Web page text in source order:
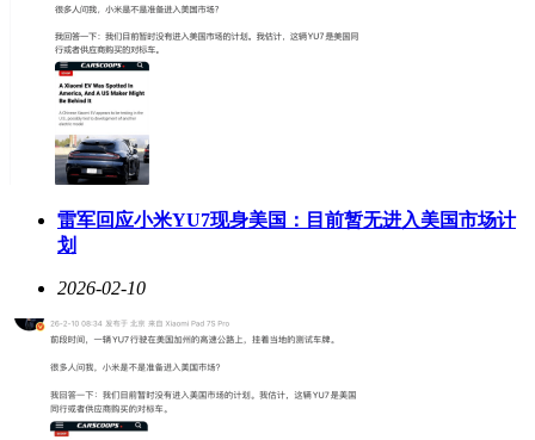
无需担心电量不足影响游戏体验。
GPW5雪豹在细节设计上也尽显人性化关怀。底壳设计延续了
前代GPW系列的风格，底部磁吸底盖可替换全覆盖脚贴底盖
或POWERPLAY模块，内部可收纳适配器，方便玩家携带与
使用。脚贴方面，GPW5雪豹与GPW3和GPW2金刚版通用，
对于18cm左右的中手型玩家非常友好，在游戏中能够轻松实
现快捷操作。鼠标还配备了按键侧裙防滑贴、替换磁吸底盖脚
富附件，满足了玩家在不同场景下的使用需求。
雷军回应小米YU7现身美国：目前暂无进入美国市场计
划
2026-02-10